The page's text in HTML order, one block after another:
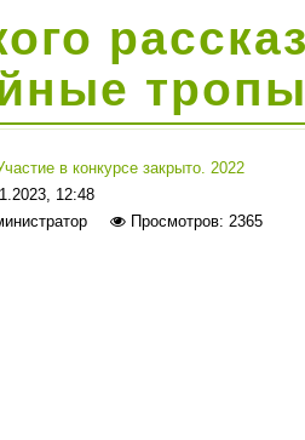
в конкурсе закрыто. 2022
12:48
Просмотров: 2365